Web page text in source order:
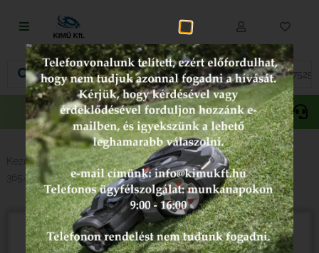
Fűnyírás
Vágás és fűrészelés
Akkumulátoros termékek
Talajápolás és tisztítás
Alkatrészek
Kenőanyagok és kannák
Akciós
termékek
Gepida Oregon
Kezdőlap/ Alkatrészek/ Kipufogó/ Husqvarna kipufogó
365/372XP